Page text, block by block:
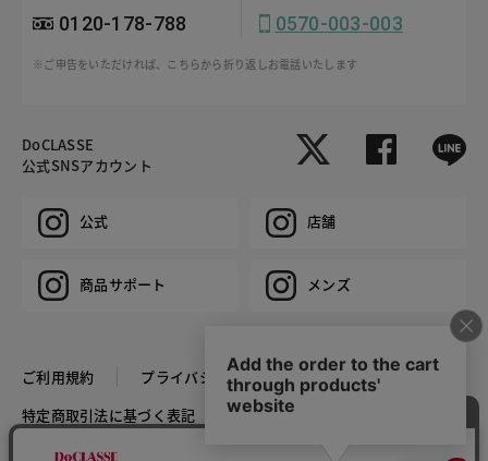
0120-178-788 0570-003-003
※ご申告をいただければ、こちらから折り返しお電話いたします
DoCLASSE
公式SNSアカウント
公式 店舗
商品サポート メンズ
ご利用規約
プライバシーポリシー
特定商取引法に基づく表記
推奨環境
COPYRIGHT © DoCLASSE ALL RIGHTS RESERVED.